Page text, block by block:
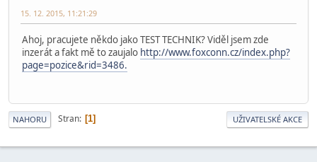
15. 12. 2015, 11:21:29
Ahoj, pracujete někdo jako TEST TECHNIK? Viděl jsem zde
inzerát a fakt mě to zaujalo http://www.foxconn.cz/index.php?
page=pozice&rid=3486.
NAHORU Stran 1 UŽIVATELSKÉ AKCE